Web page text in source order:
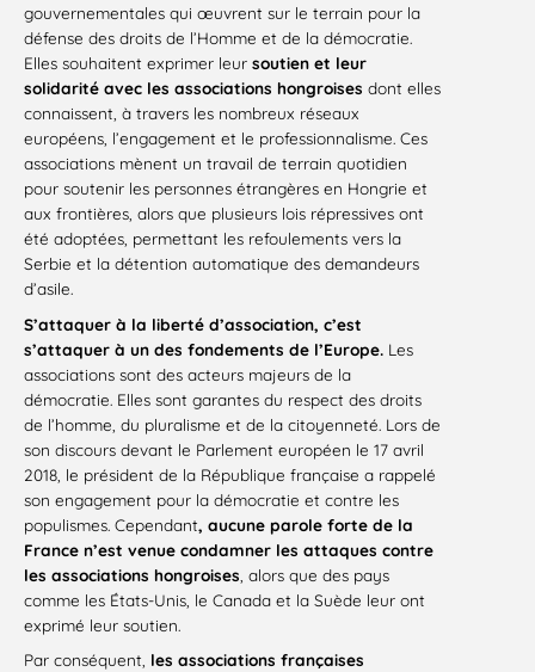
gouvernementales qui œuvrent sur le terrain pour la
défense des droits de l’Homme et de la démocratie.
Elles souhaitent exprimer leur soutien et leur
solidarité avec les associations hongroises dont elles
connaissent, à travers les nombreux réseaux
européens, l’engagement et le professionnalisme. Ces
associations mènent un travail de terrain quotidien
pour soutenir les personnes étrangères en Hongrie et
aux frontières, alors que plusieurs lois répressives ont
été adoptées, permettant les refoulements vers la
Serbie et la détention automatique des demandeurs
d’asile.
S’attaquer à la liberté d’association, c’est
s’attaquer à un des fondements de l’Europe. Les
associations sont des acteurs majeurs de la
démocratie. Elles sont garantes du respect des droits
de l’homme, du pluralisme et de la citoyenneté. Lors de
son discours devant le Parlement européen le 17 avril
2018, le président de la République française a rappelé
son engagement pour la démocratie et contre les
populismes. Cependant, aucune parole forte de la
France n’est venue condamner les attaques contre
les associations hongroises , alors que des pays
comme les États-Unis, le Canada et la Suède leur ont
exprimé leur soutien.
Par conséquent, les associations françaises